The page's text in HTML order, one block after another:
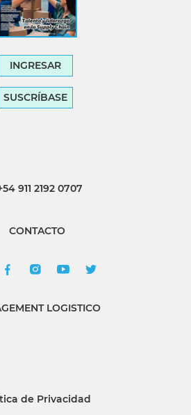
INGRESAR
SUSCRÍBASE
911 2192 0707
CONTACTO
LOGISTICO
de Privacidad